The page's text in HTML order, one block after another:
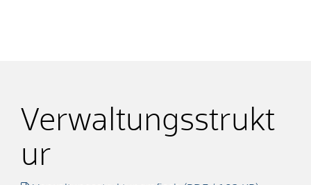
Verwaltungsstrukt
ur